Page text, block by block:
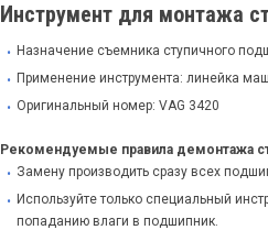
Инструмент для монтажа
Назначение съемника ступичного
Применение инструмента: линейка
Оригинальный номер: VAG 3420
Рекомендуемые правила демонтажа
Замену производить сразу всех
Используйте только специальный
попаданию влаги в подшипник.